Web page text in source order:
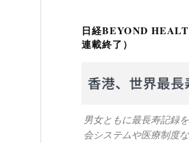
日経BEYOND
連載終了）
男女ともに最長寿記録
会システムや医療制度